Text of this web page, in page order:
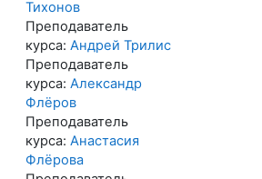
Тихонов
Преподаватель
курса: Андрей Трилис
Преподаватель
курса: Александр
Флёров
Преподаватель
курса: Анастасия
Флёрова